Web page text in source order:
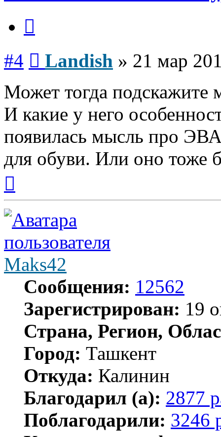
#4 Landish » 21 мар
Может тогда подскажите
И какие у него
появилась мысль про
для обуви. Или оно тоже
началу
Maks42
Сообщения: 12562
Зарегистрирован: 19
Страна, Регион,
Город: Ташкент
Откуда: Калинин
Благодарил (а): 2877
Поблагодарили: 3246